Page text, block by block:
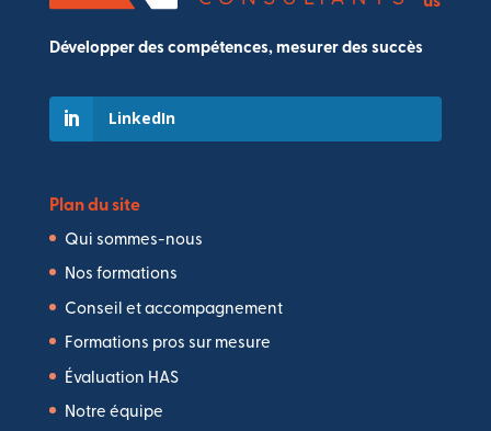
Développer des compétences, mesurer des succès
LinkedIn
Plan du site
Qui sommes-nous
Nos formations
Conseil et accompagnement
Formations pros sur mesure
Évaluation HAS
Notre équipe